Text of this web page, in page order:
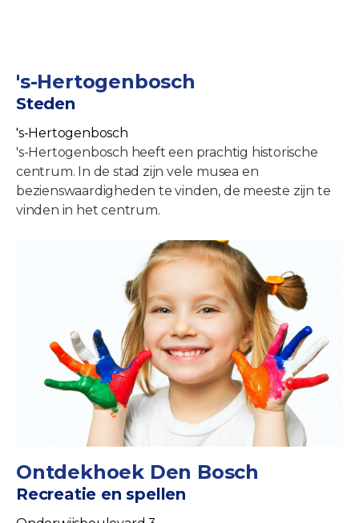
's-Hertogenbosch
Steden
's-Hertogenbosch
's-Hertogenbosch heeft een prachtig historische
centrum. In de stad zijn vele musea en
bezienswaardigheden te vinden, de meeste zijn te
vinden in het centrum.
Ontdekhoek Den Bosch
Recreatie en spellen